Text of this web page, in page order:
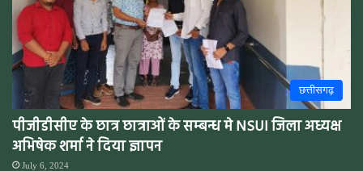
छत्तीसगढ़
पीजीडीसीए के छात्र छात्राओं के सम्बन्ध मे NSUI जिला अध्यक्ष
अभिषेक शर्मा ने दिया ज्ञापन
July 6, 2024